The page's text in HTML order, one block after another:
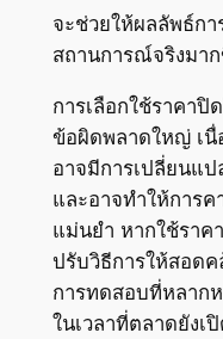
จะช่วยให้ผลลัพธ์ก
สถานการณ์จริงมา
การเลือกใช้ราคา
ข้อผิดพลาดใหญ่ เนื่
อาจมีการเปลี่ยนแป
และอาจทำให้การ
แม่นยำ หากใช้ราค
ปรับวิธีการให้สอด
การทดสอบที่หลาก
ในเวลาที่ตลาดยังเ